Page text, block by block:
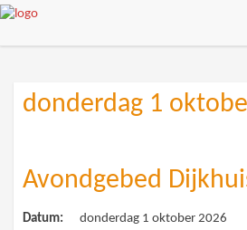
donderdag 1
Avondgebed
Datum:
donderdag 1 oktober 2026